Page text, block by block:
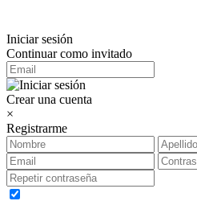
Iniciar sesión
Continuar como invitado
Crear una cuenta
×
Registrarme